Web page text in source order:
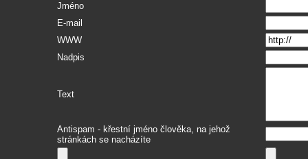
Jméno
E-mail
WWW
Nadpis
Text
Antispam - křestní jméno člověka, na jehož
stránkách se nacházíte